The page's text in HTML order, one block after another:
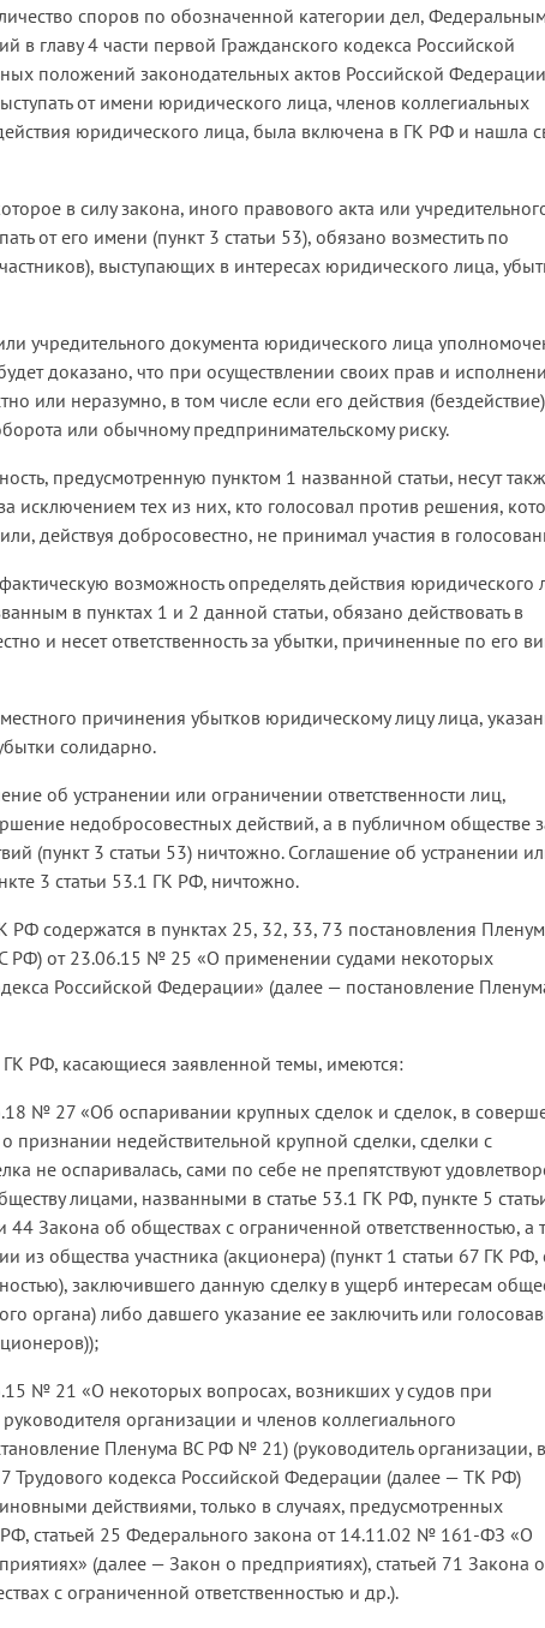
споров по обозначенной категории дел, Федеральным
главу 4 части первой Гражданского кодекса Российской
положений законодательных актов Российской
от имени юридического лица, членов коллегиальных
юридического лица, была включена в ГК РФ и нашла
в силу закона, иного правового акта или
от его имени (пункт 3 статьи 53), обязано возместить по
выступающих в интересах юридического лица,
учредительного документа юридического лица
доказано, что при осуществлении своих прав и
или неразумно, в том числе если его действия
или обычному предпринимательскому риску.
предусмотренную пунктом 1 названной статьи, несут
исключением тех из них, кто голосовал против решения,
действуя добросовестно, не принимал участия в
возможность определять действия юридического
в пунктах 1 и 2 данной статьи, обязано действовать в
и несет ответственность за убытки, причиненные по его
причинения убытков юридическому лицу лица,
солидарно.
об устранении или ограничении ответственности лиц,
недобросовестных действий, а в публичном обществе
(пункт 3 статьи 53) ничтожно. Соглашение об устранении
3 статьи 53.1 ГК РФ, ничтожно.
содержатся в пунктах 25, 32, 33, 73 постановления
РФ) от 23.06.15 № 25 «О применении судами некоторых
Российской Федерации» (далее — постановление
РФ, касающиеся заявленной темы, имеются:
№ 27 «Об оспаривании крупных сделок и сделок, в
признании недействительной крупной сделки, сделки с
не оспаривалась, сами по себе не препятствуют
лицами, названными в статье 53.1 ГК РФ, пункте 5
Закона об обществах с ограниченной ответственностью, а
общества участника (акционера) (пункт 1 статьи 67 ГК РФ,
заключившего данную сделку в ущерб интересам
органа) либо давшего указание ее заключить или
№ 21 «О некоторых вопросах, возникших у судов при
организации и членов коллегиального
Пленума ВС РФ № 21) (руководитель организации,
Трудового кодекса Российской Федерации (далее — ТК РФ)
действиями, только в случаях, предусмотренных
статьей 25 Федерального закона от 14.11.02 № 161-ФЗ «О
(далее — Закон о предприятиях), статьей 71 Закона
с ограниченной ответственностью и др.).